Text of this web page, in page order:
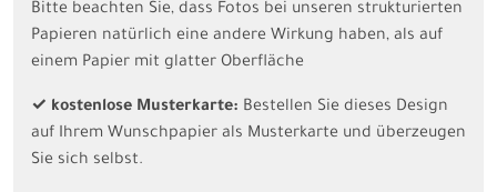
Bitte beachten Sie, dass Fotos bei unseren strukturierten
Papieren natürlich eine andere Wirkung haben, als auf
einem Papier mit glatter Oberfläche
✓ kostenlose Musterkarte: Bestellen Sie dieses Design
auf Ihrem Wunschpapier als Musterkarte und überzeugen
Sie sich selbst.